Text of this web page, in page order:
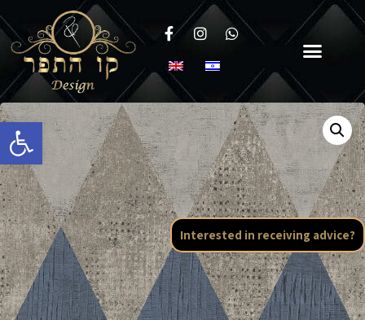
Open toolbar
Interested in receiving advice?